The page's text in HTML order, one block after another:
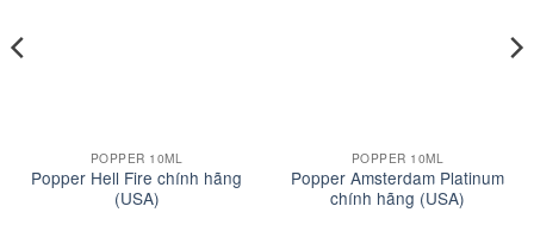
POPPER 10ML
Popper Hell Fire chính hãng
(USA)
POPPER 10ML
Popper Amsterdam Platinum
chính hãng (USA)